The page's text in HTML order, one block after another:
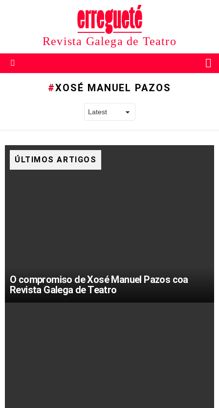
Revista Galega de Teatro
XOSÉ MANUEL PAZOS
ÚLTIMOS ARTIGOS
O compromiso de Xosé Manuel Pazos coa
Revista Galega de Teatro